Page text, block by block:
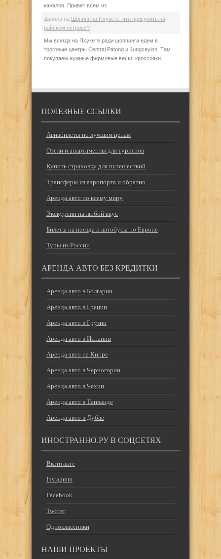
каналов. Привет всем из
Данила на Шопинг на Пхукете: что прикупить на
райском острове?
Мы всегда на Пхукете ради шоппинга едем в
торговые центры Central Patong и Jungceylon. Там
покупаем нужные фирмовые вещи, кроссовки.
ПОЛЕЗНЫЕ ССЫЛКИ
Авиабилеты по лучшим ценам
Отели и апартаменты для туристов
Купить страховку для путешествий
Трансферы из аэропорта и обратно
Аренда авто по всему миру
Экскурсии на любой вкус
Билеты на поезда и автобусы по Европе
Туры из России
АРЕНДА АВТО БЕЗ КРЕДИТКИ
Аренда авто в Болгарии
Аренда авто в Греции
Аренда авто в Грузии
Аренда авто в Испании
Аренда авто на Кипре
Аренда авто в Черногории
Аренда авто в Чехии
Аренда авто в Таиланде
Аренда авто в Дубае
ИНОСТРАННО.РУ В СОЦСЕТЯХ
Вконтакте
Instagram
Facebook
Twitter
Одноклассники
НАШИ ПРОЕКТЫ